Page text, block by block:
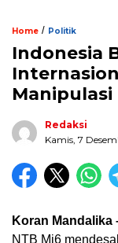
Home / Politik
Indonesia
Manipulasi
Redaksi
Kamis, 7
Koran Mandalika
NTB Mi6